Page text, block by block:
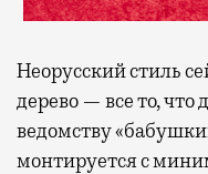
Неорусский стиль
дерево — все то, что
ведомству
монтируется с